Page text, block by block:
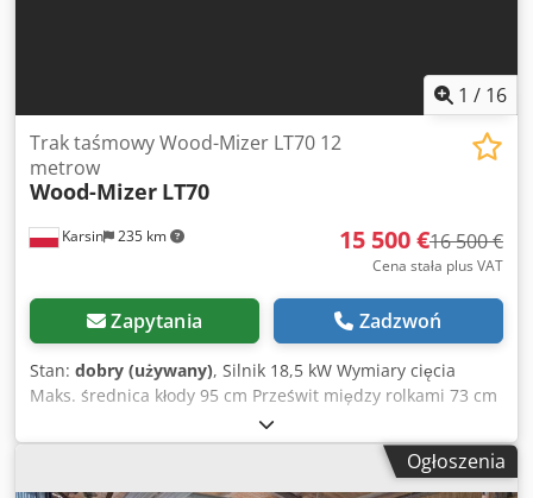
1 / 16
Karsin 235 km
Trak taśmowy Wood-Mizer LT70 12
metrow
Wood-Mizer LT70
15 500 €16 500 €
Cena stała plus VAT
Zapytania Zadzwoń
Stan: dobry (używany), Silnik 18,5 kW Wymiary cięcia
Maks. średnica kłody 95 cm Prześwit między rolkami 73 cm
Maks. szerokość cięcia (kantówka) 64 cm Maks. wysokość
cięcia nad brzeszczotem 39 cm Maks. długość cięcia 12 m
Wyposażenie głowicy Urządzenie do automatycznegoOgłoszenia